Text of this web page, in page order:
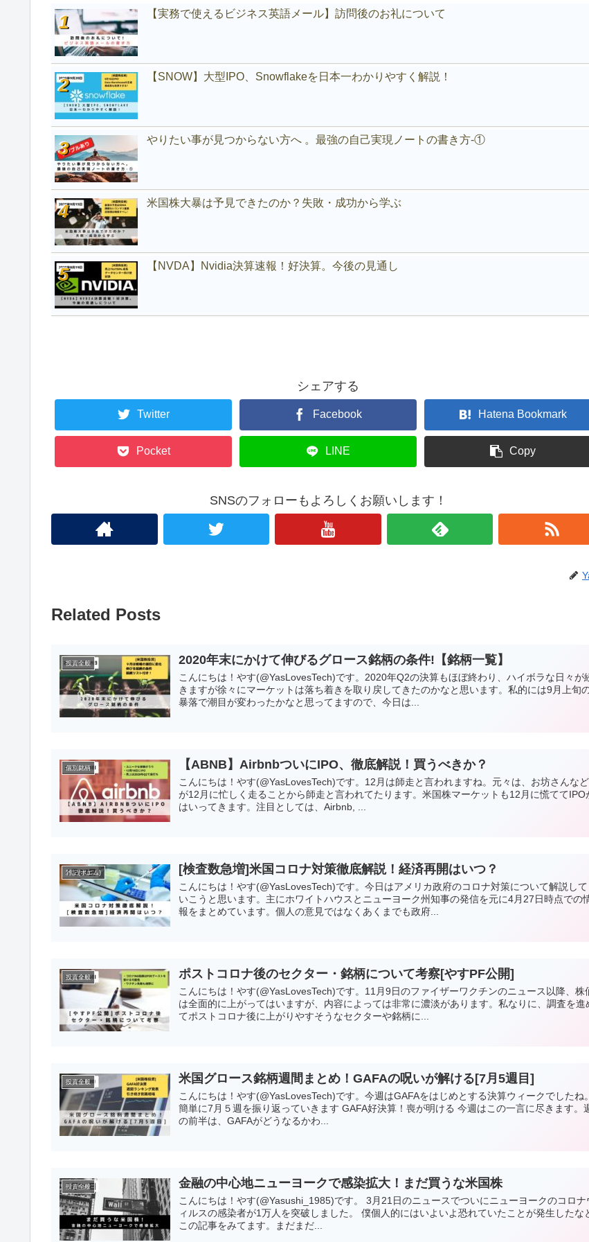
【実務で使えるビジネス英語メール】訪問後のお礼について
【SNOW】大型IPO、Snowflakeを日本一わかりやすく解説！
やりたい事が見つからない方へ 。最強の自己実現ノートの書き方-①
米国株大暴は予見できたのか？失敗・成功から学ぶ
【NVDA】Nvidia決算速報！好決算。今後の見通し
シェアする
Twitter Facebook Hatena Bookmark
Pocket LINE Copy
SNSのフォローもよろしくお願いします！
Related Posts
投資全般 2020年末にかけて伸びるグロース銘柄の条件!【銘柄一覧】
こんにちは！やす(@YasLovesTech)です。2020年Q2の決算もほぼ終わり、ハイボラな日々が
きますが徐々にマーケットは落ち着きを取り戻してきたのかなと思います。私的には9月上旬
暴落で潮目が変わったかなと思ってますので、今日は...
個別銘柄 【ABNB】AirbnbついにIPO、徹底解説！買うべきか？
こんにちは！やす(@YasLovesTech)です。12月は師走と言われますね。元々は、お坊さんなど
が12月に忙しく走ることから師走と言われてたります。米国株マーケットも12月に慌ててIPO
はいってきます。注目としては、Airbnb, ...
雑記(ポエム) [検査数急増]米国コロナ対策徹底解説！経済再開はいつ？
こんにちは！やす(@YasLovesTech)です。今日はアメリカ政府のコロナ対策について解説して
いこうと思います。主にホワイトハウスとニューヨーク州知事の発信を元に4月27日時点での
報をまとめています。個人の意見ではなくあくまでも政府...
投資全般 ポストコロナ後のセクター・銘柄について考察[やすPF公開]
こんにちは！やす(@YasLovesTech)です。11月9日のファイザーワクチンのニュース以降、株
は全面的に上がってはいますが、内容によっては非常に濃淡があります。私なりに、調査を進
てポストコロナ後に上がりやすそうなセクターや銘柄に...
投資全般 米国グロース銘柄週間まとめ！GAFAの呪いが解ける[7月5週目]
こんにちは！やす(@YasLovesTech)です。今週はGAFAをはじめとする決算ウィークでしたね。
簡単に7月５週を振り返っていきます GAFA好決算！喪が明ける 今週はこの一言に尽きます。
の前半は、GAFAがどうなるかわ...
投資全般 金融の中心地ニューヨークで感染拡大！まだ買うな米国株
こんにちは！やす(@Yasushi_1985)です。 3月21日のニュースでついにニューヨークのコロナ
ィルスの感染者が1万人を突破しました。 僕個人的にはいよいよ恐れていたことが発生したな
この記事をみてます。まだまだ...